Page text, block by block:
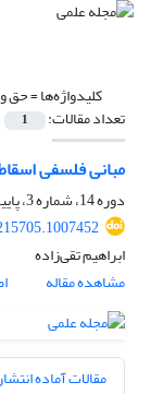
کلیدواژه‌ها =حق
تعداد مقالات: 1
مبانی فلسفی
دوره 14، شماره 3، پاییز 1397، صفحه
ابراهیم تقی‌زاده
مشاهده مقاله
مقالات آماده